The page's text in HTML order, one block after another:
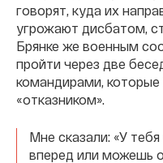
говорят, куда их
угрожают дисбатом,
Брянке же военным
пройти через две
командирами,
«отказником».
Мне сказали: «У
вперед или можешь